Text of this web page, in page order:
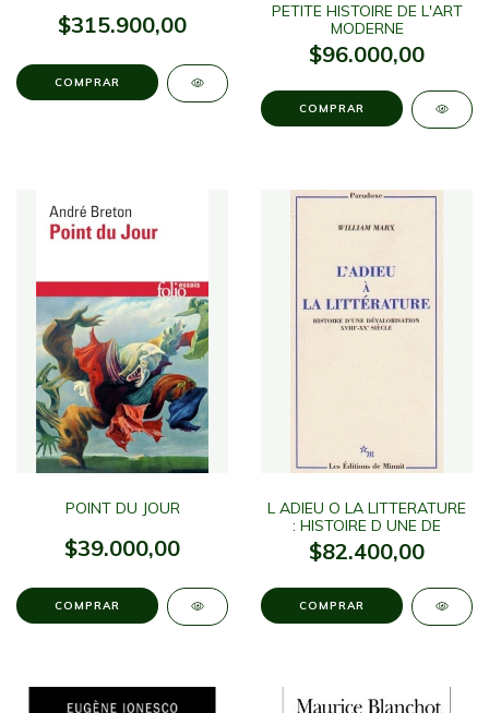
$315.900,00
PETITE HISTOIRE DE L'ART
MODERNE
$96.000,00
POINT DU JOUR
$39.000,00
L ADIEU O LA LITTERATURE
: HISTOIRE D UNE DE
$82.400,00